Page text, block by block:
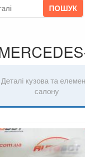
Деталі кузова та
салону